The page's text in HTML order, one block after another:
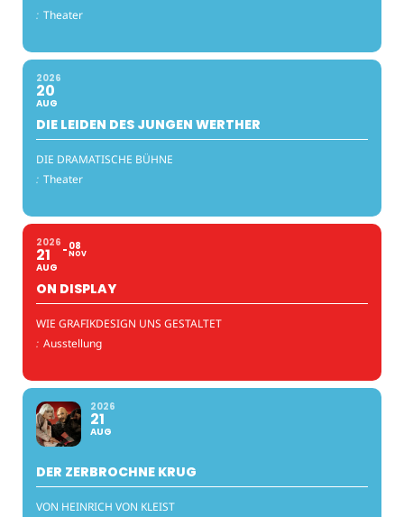
: Theater
2026
20
AUG
DIE LEIDEN DES JUNGEN WERTHER
DIE DRAMATISCHE BÜHNE
: Theater
2026
21
AUG
08
NOV
ON DISPLAY
WIE GRAFIKDESIGN UNS GESTALTET
: Ausstellung
2026
21
AUG
DER ZERBROCHNE KRUG
VON HEINRICH VON KLEIST